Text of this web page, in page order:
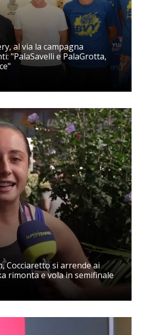
al via la campagna
"PalaSavelli e PalaGrotta,
Cocciaretto si arrende ai
rimonta e vola in semifinale